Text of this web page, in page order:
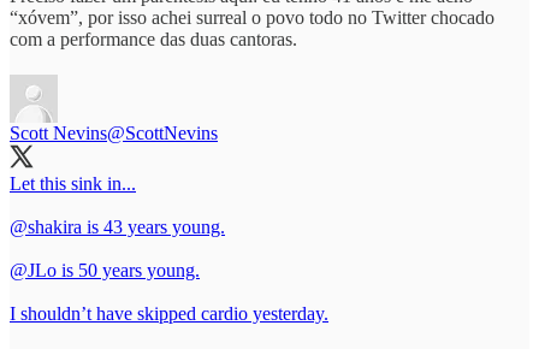
“xóvem”, por isso achei surreal o povo todo no Twitter chocado
com a performance das duas cantoras.
Scott Nevins@ScottNevins
Let this sink in...
@shakira is 43 years young.
@JLo is 50 years young.
I shouldn’t have skipped cardio yesterday.